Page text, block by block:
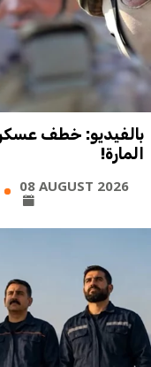
بالفيديو: خطف
المارة!
08 AUGUST 2026